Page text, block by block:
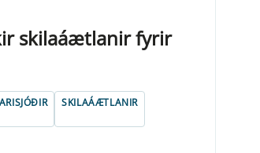
skilaáætlanir fyrir
SKILAÁÆTLANIR